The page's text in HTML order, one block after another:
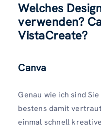
Welches
verwenden?
VistaCreate?
Canva
Genau wie ich sind
bestens damit
einmal schnell